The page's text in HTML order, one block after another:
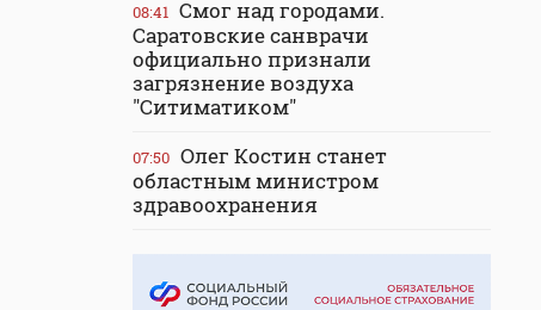
08:41 Смог над городами.
Саратовские санврачи
официально признали
загрязнение воздуха
"Ситиматиком"
07:50 Олег Костин станет
областным министром
здравоохранения